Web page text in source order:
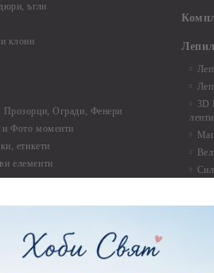
ъгли
клони
Прозорци, Огради, Фенери
и Фото моменти
етикети
елементи
3D
ленти